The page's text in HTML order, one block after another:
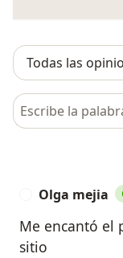
Busca en
Olga mejia
Me encantó el
sitio